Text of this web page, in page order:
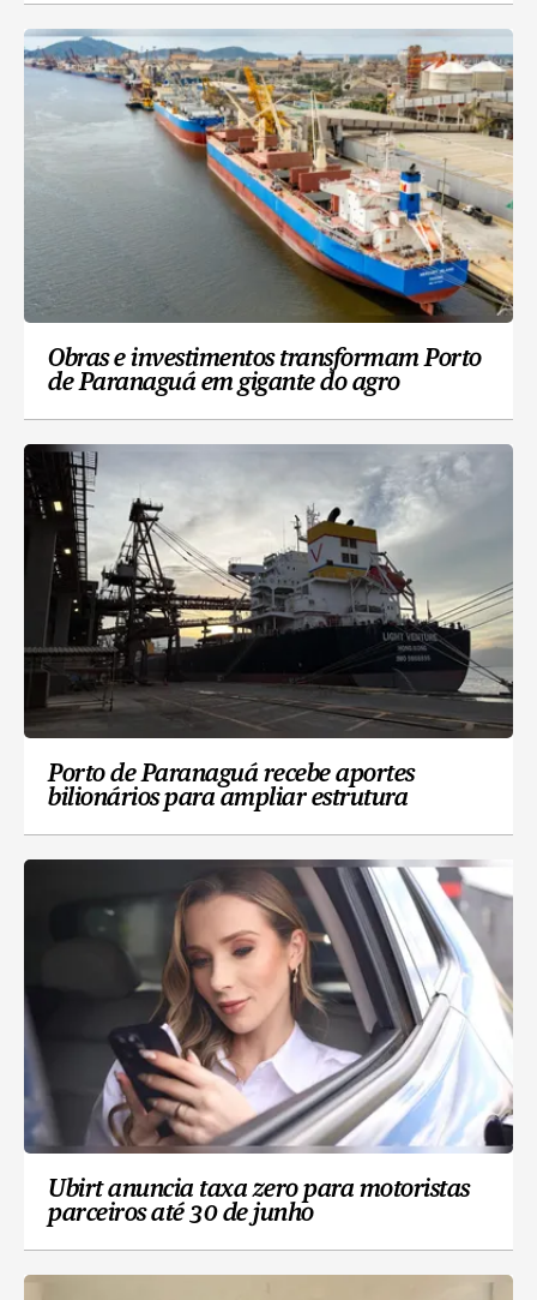
Obras e investimentos transformam Porto
de Paranaguá em gigante do agro
Porto de Paranaguá recebe aportes
bilionários para ampliar estrutura
Ubirt anuncia taxa zero para motoristas
parceiros até 30 de junho